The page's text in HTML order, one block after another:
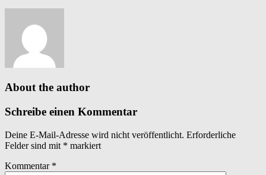
About the author
Schreibe einen Kommentar
Deine E-Mail-Adresse wird nicht veröffentlicht. Erforderliche
Felder sind mit * markiert
Kommentar *